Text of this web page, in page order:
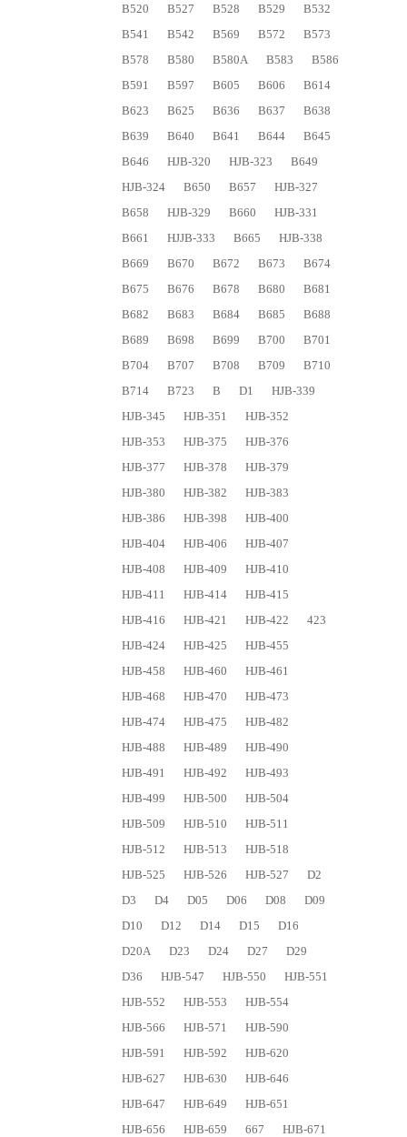
B520 B527 B528 B529
B532
B541
B542 B569 B572
B573
B578
B580 B580A B583
B586
B591
B597 B605 B606
B614
B623
B625 B636 B637
B638
B639
B640 B641 B644
B645
B646
HJB-320 HJB-323
B649
HJB-324
B650 B657
HJB-327
B658
HJB-329 B660
HJB-331
B661
HJJB-333 B665
HJB-338
B669
B670 B672 B673
B674
B675
B676 B678 B680
B681
B682
B683 B684 B685
B688
B689
B698 B699 B700
B701
B704
B707 B708 B709
B710
B714
B723 B D1
HJB-339
HJB-345
HJB-351
HJB-352
HJB-353
HJB-375
HJB-376
HJB-377
HJB-378
HJB-379
HJB-380
HJB-382
HJB-383
HJB-386
HJB-398
HJB-400
HJB-404
HJB-406
HJB-407
HJB-408
HJB-409
HJB-410
HJB-411
HJB-414
HJB-415
HJB-416
HJB-421 HJB-422
423
HJB-424
HJB-425
HJB-455
HJB-458
HJB-460
HJB-461
HJB-468
HJB-470
HJB-473
HJB-474
HJB-475
HJB-482
HJB-488
HJB-489
HJB-490
HJB-491
HJB-492
HJB-493
HJB-499
HJB-500
HJB-504
HJB-509
HJB-510
HJB-511
HJB-512
HJB-513
HJB-518
HJB-525
HJB-526 HJB-527
D2
D3
D4 D05 D06 D08
D09
D10
D12 D14 D15
D16
D20A
D23 D24 D27
D29
D36
HJB-547 HJB-550
HJB-551
HJB-552
HJB-553
HJB-554
HJB-566
HJB-571
HJB-590
HJB-591
HJB-592
HJB-620
HJB-627
HJB-630
HJB-646
HJB-647
HJB-649
HJB-651
HJB-656
HJB-659 667
HJB-671